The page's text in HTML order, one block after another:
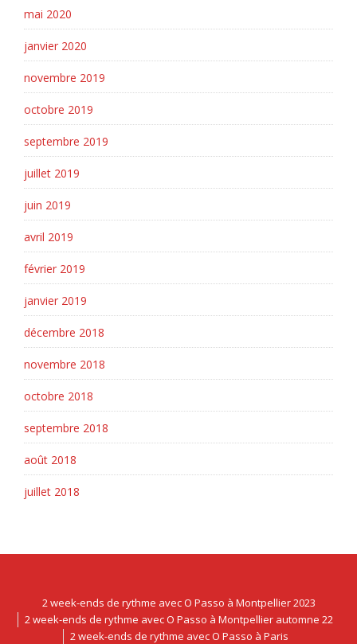
mai 2020
janvier 2020
novembre 2019
octobre 2019
septembre 2019
juillet 2019
juin 2019
avril 2019
février 2019
janvier 2019
décembre 2018
novembre 2018
octobre 2018
septembre 2018
août 2018
juillet 2018
2 week-ends de rythme avec O Passo à Montpellier 2023
2 week-ends de rythme avec O Passo à Montpellier automne 22
2 week-ends de rythme avec O Passo à Paris